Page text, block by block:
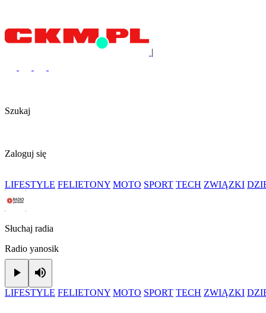
|
Szukaj
Zaloguj się
LIFESTYLE FELIETONY MOTO SPORT TECH ZWIĄZKI
Słuchaj radia
Radio yanosik
Play
LIFESTYLE FELIETONY MOTO SPORT TECH ZWIĄZKI